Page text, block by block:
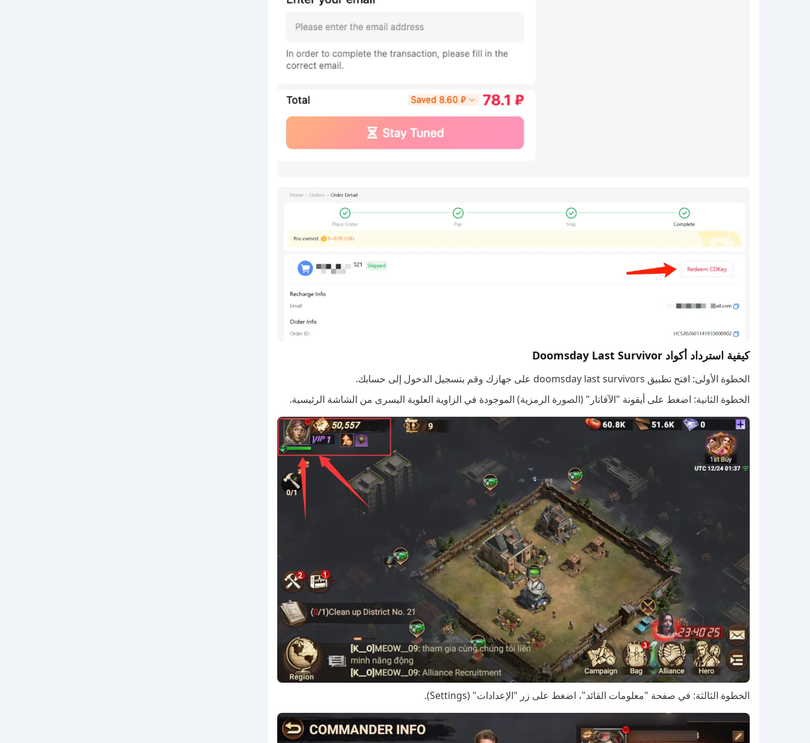
كيفية استرداد أكواد Doomsday Last Survivor
الخطوة الأولى: افتح تطبيق doomsday last survivors على جهازك وقم بتسجيل الدخول إلى حسابك.
الخطوة الثانية: اضغط على أيقونة "الآفاتار" (الصورة الرمزية) الموجودة في الزاوية العلوية اليسرى من الشاشة الرئيسية.
الخطوة الثالثة: في صفحة "معلومات القائد"، اضغط على زر "الإعدادات" (Settings).